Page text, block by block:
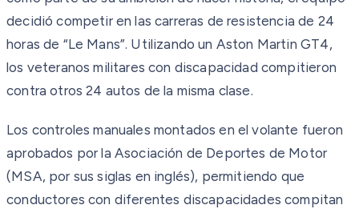
decidió competir en las carreras de resistencia de 24
horas de “Le Mans”. Utilizando un Aston Martin GT4,
los veteranos militares con discapacidad compitieron
contra otros 24 autos de la misma clase.
Los controles manuales montados en el volante fueron
aprobados por la Asociación de Deportes de Motor
(MSA, por sus siglas en inglés), permitiendo que
conductores con diferentes discapacidades compitan